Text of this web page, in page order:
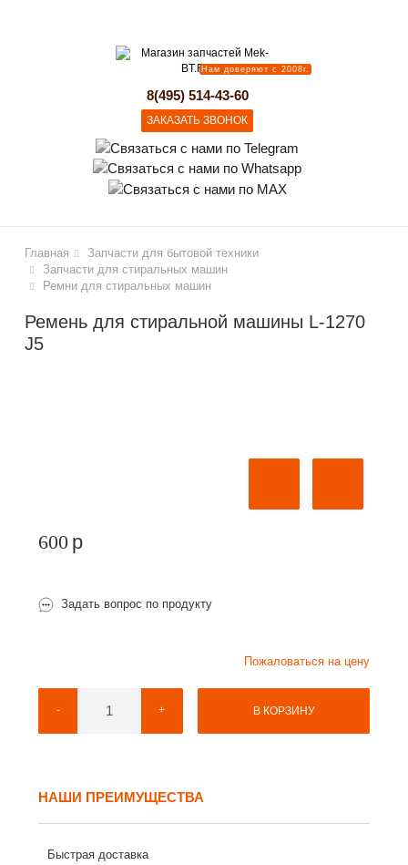
Нам доверяют с 2008г.
8(495) 514-43-60
ЗАКАЗАТЬ ЗВОНОК
Главная
Запчасти для бытовой техники
Запчасти для стиральных машин
Ремни для стиральных машин
Ремень для стиральной машины L-1270
J5
600 p
Задать вопрос по продукту
Пожаловаться на цену
- + В КОРЗИНУ
НАШИ ПРЕИМУЩЕСТВА
Быстрая доставка